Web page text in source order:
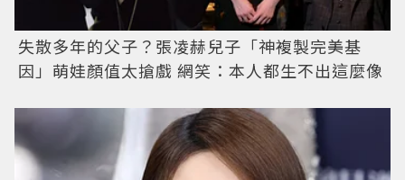
失散多年的父子？張凌赫兒子「神複製完美基
因」萌娃顏值太搶戲 網笑：本人都生不出這麼像